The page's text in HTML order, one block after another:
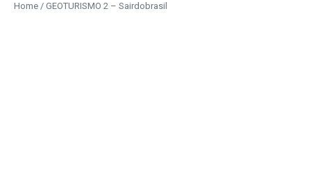
Home / GEOTURISMO 2 – Sairdobrasil